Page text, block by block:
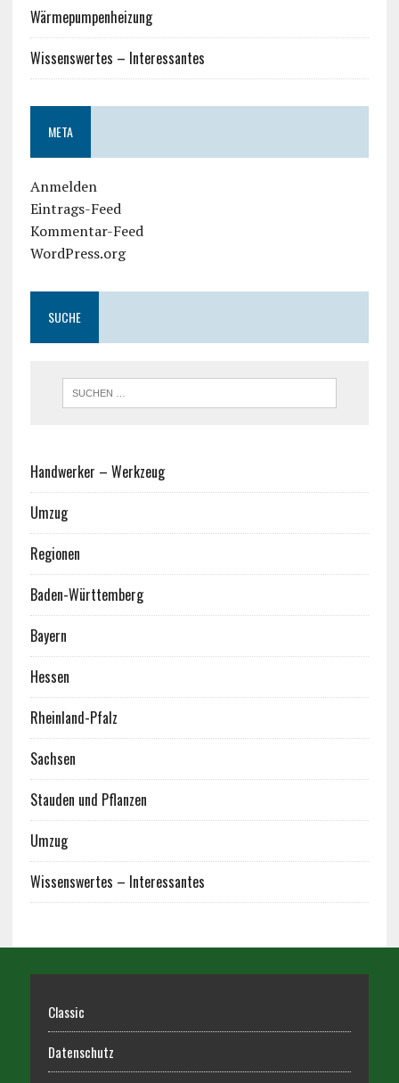
Wärmepumpenheizung
Wissenswertes – Interessantes
META
Anmelden
Eintrags-Feed
Kommentar-Feed
WordPress.org
SUCHE
Handwerker – Werkzeug
Umzug
Regionen
Baden-Württemberg
Bayern
Hessen
Rheinland-Pfalz
Sachsen
Stauden und Pflanzen
Umzug
Wissenswertes – Interessantes
Classic
Datenschutz